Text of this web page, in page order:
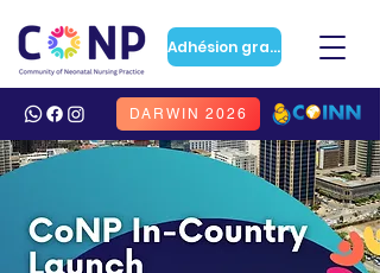
DARWIN 2026
Adhésion gratuite